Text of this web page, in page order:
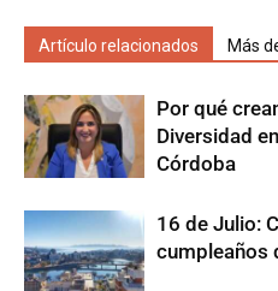
Artículo relacionados Más
Por qué
Diversidad
Córdoba
16 de Julio:
cumpleaños